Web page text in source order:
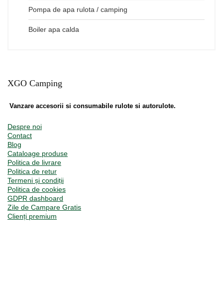
Pompa de apa rulota / camping
Boiler apa calda
XGO Camping
Vanzare accesorii si consumabile rulote si autorulote.
Despre noi
Contact
Blog
Cataloage produse
Politica de livrare
Politica de retur
Termeni și condiții
Politica de cookies
GDPR dashboard
Zile de Campare Gratis
Clienți premium